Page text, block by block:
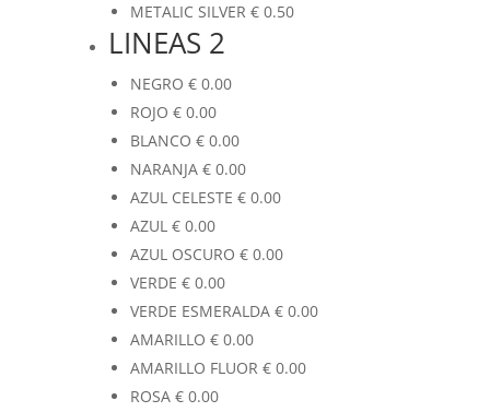
METALIC SILVER €0.50
LINEAS 2
NEGRO €0.00
ROJO €0.00
BLANCO €0.00
NARANJA €0.00
AZUL CELESTE €0.00
AZUL €0.00
AZUL OSCURO €0.00
VERDE €0.00
VERDE ESMERALDA €0.00
AMARILLO €0.00
AMARILLO FLUOR €0.00
ROSA €0.00